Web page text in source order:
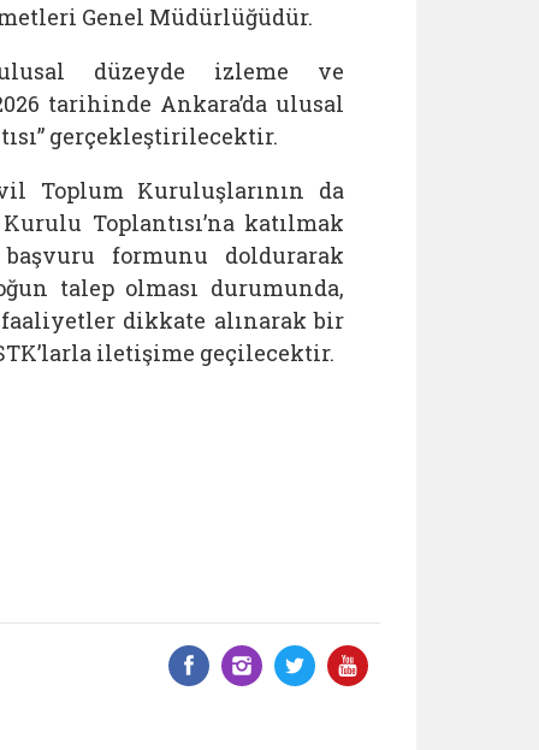
Genel Müdürlüğüdür.
düzeyde izleme ve
tarihinde Ankara’da ulusal
gerçekleştirilecektir.
Toplum Kuruluşlarının da
Toplantısı’na katılmak
formunu doldurarak
talep olması durumunda,
dikkate alınarak bir
iletişime geçilecektir.
Facebook üzerinde paylaş
Instagram'da paylaş
Twitter üzerinde
YouTube